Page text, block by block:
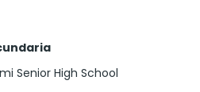
Senior High School